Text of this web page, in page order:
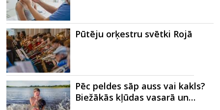
Pūtēju orķestru svētki Rojā
Pēc peldes sāp auss vai kakls?
Biežākās kļūdas vasarā un…